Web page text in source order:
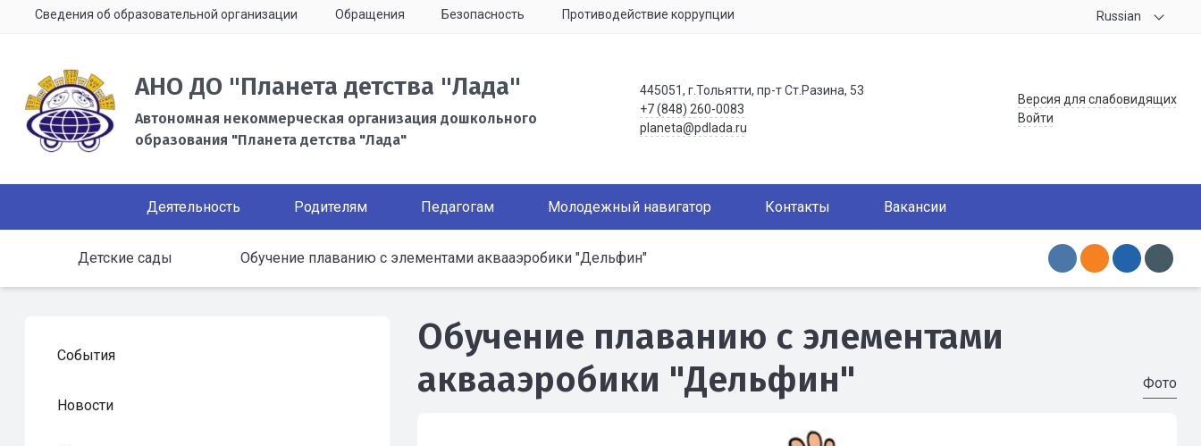
Сведения об образовательной организации Обращения Безопасность Противодействие коррупции Russian
АНО ДО "Планета детства "Лада"
Автономная некоммерческая организация дошкольного
образования "Планета детства "Лада"
445051, г.Тольятти, пр-т Ст.Разина, 53
+7 (848) 260-0083
planeta@pdlada.ru
Версия для слабовидящих
Войти
Деятельность Родителям Педагогам Молодежный навигатор Контакты Вакансии
Детские сады Обучение плаванию с элементами аквааэробики "Дельфин"
События
Новости
Обучение плаванию с элементами
аквааэробики "Дельфин"
Фото